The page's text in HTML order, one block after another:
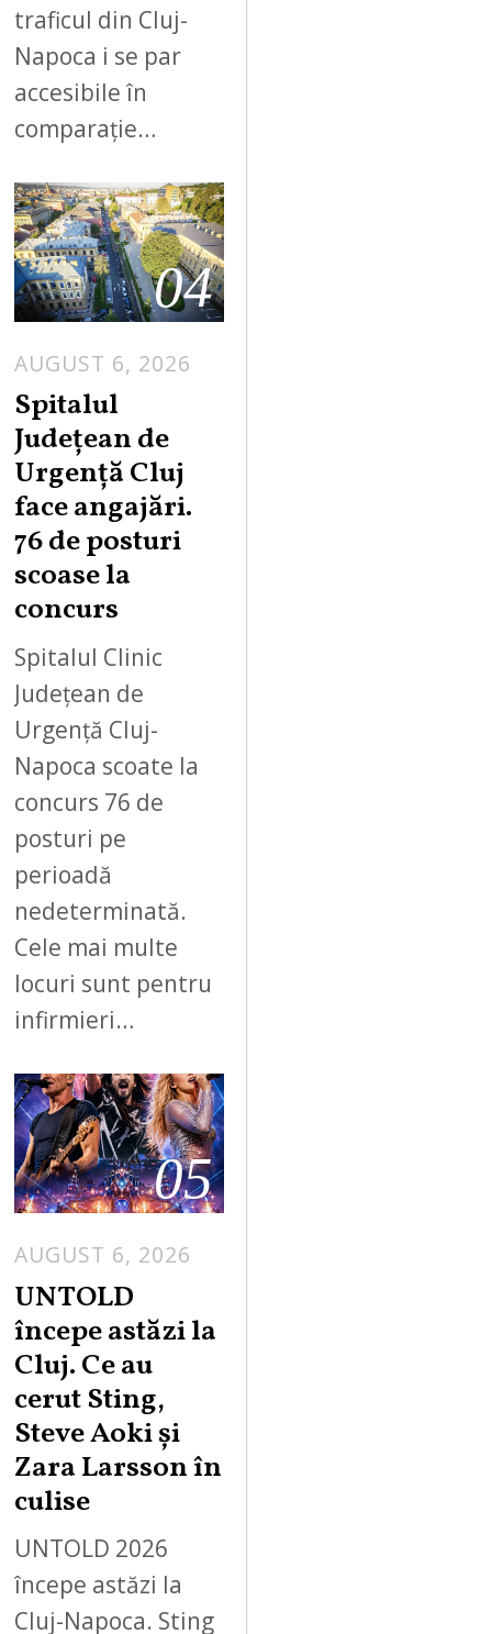
traficul din Cluj-
Napoca i se par
accesibile în
comparație…
04
AUGUST 6, 2026
Spitalul
Județean de
Urgență Cluj
face angajări.
76 de posturi
scoase la
concurs
Spitalul Clinic
Județean de
Urgență Cluj-
Napoca scoate la
concurs 76 de
posturi pe
perioadă
nedeterminată.
Cele mai multe
locuri sunt pentru
infirmieri…
05
AUGUST 6, 2026
UNTOLD
începe astăzi la
Cluj. Ce au
cerut Sting,
Steve Aoki și
Zara Larsson în
culise
UNTOLD 2026
începe astăzi la
Cluj-Napoca. Sting